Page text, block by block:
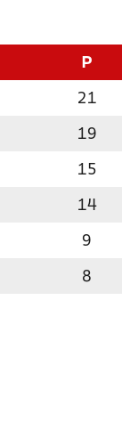
P
21
19
15
14
9
8